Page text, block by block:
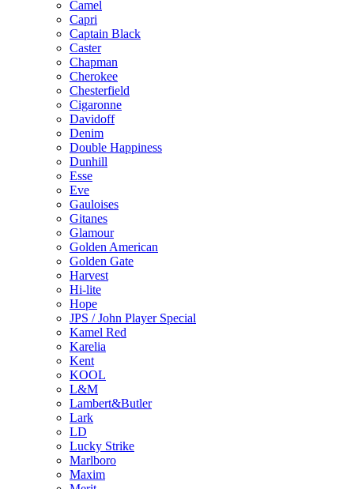
Camel
Capri
Captain Black
Caster
Chapman
Cherokee
Chesterfield
Cigaronne
Davidoff
Denim
Double Happiness
Dunhill
Esse
Eve
Gauloises
Gitanes
Glamour
Golden American
Golden Gate
Harvest
Hi-lite
Hope
JPS / John Player Special
Kamel Red
Karelia
Kent
KOOL
L&M
Lambert&Butler
Lark
LD
Lucky Strike
Marlboro
Maxim